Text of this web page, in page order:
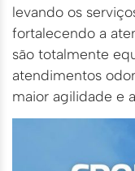
levando os
fortalecendo a
são totalmente
atendimentos
maior agilidade e